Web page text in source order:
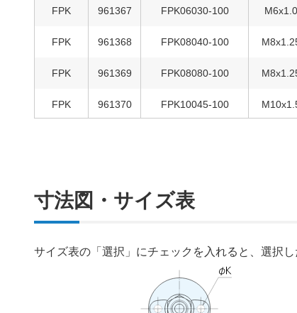
FPK 961367 FPK06030-100 M6x1.0
FPK 961368 FPK08040-100
FPK 961369 FPK08080-100
FPK 961370 FPK10045-100
FPK 961373 FPK10125-100
FPK 961375 FPK12045-100
FPK12066-100
寸法図・サイズ表
サイズ表の「選択」にチェックを入れると、選択